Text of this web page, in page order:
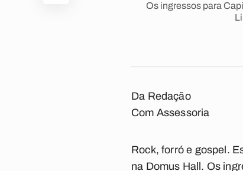
Os ingressos para
Da Redação
Com Assessoria
Rock, forró e gospel.
na Domus Hall. Os